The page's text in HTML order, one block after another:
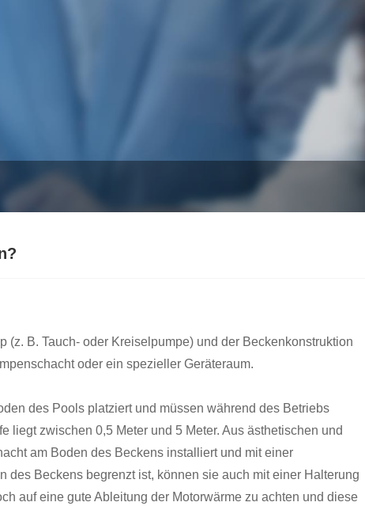
(z. B. Tauch- oder Kreiselpumpe) und der Beckenkonstruktion
oder ein spezieller Geräteraum.
des Pools platziert und müssen während des Betriebs
zwischen 0,5 Meter und 5 Meter. Aus ästhetischen und
am Boden des Beckens installiert und mit einer
Beckens begrenzt ist, können sie auch mit einer Halterung
auf eine gute Ableitung der Motorwärme zu achten und diese